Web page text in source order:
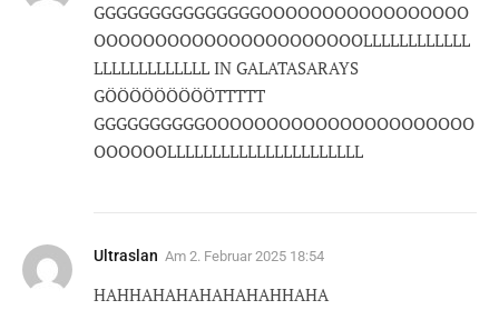
GGGGGGGGGGGGGGGOOOOOOOOOOOOOOOOO
OOOOOOOOOOOOOOOOOOOOOOLLLLLLLLLLLL
LLLLLLLLLLLLL IN GALATASARAYS
GÖÖÖÖÖÖÖÖÖTTTTT
GGGGGGGGGGOOOOOOOOOOOOOOOOOOOOOO
OOOOOOLLLLLLLLLLLLLLLLLLLLLL
Ultraslan Am 2. Februar 2025 18:54
HAHHAHAHAHAHAHAHHAHA